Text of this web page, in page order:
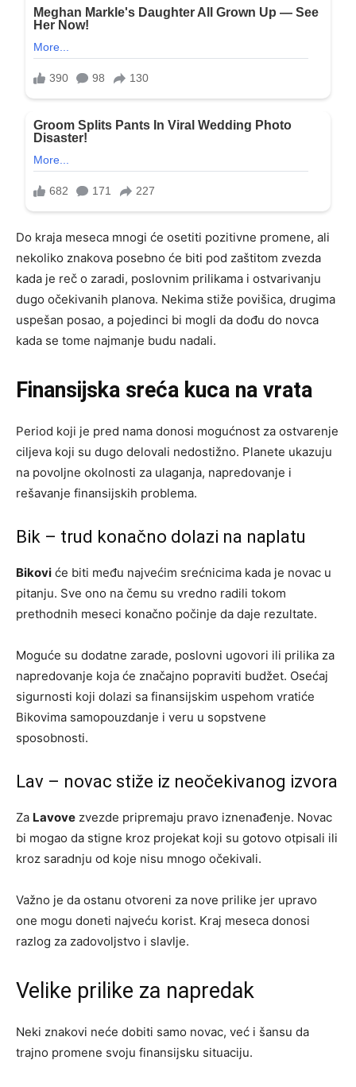
Do kraja meseca mnogi će osetiti pozitivne promene, ali
nekoliko znakova posebno će biti pod zaštitom zvezda
kada je reč o zaradi, poslovnim prilikama i ostvarivanju
dugo očekivanih planova. Nekima stiže povišica, drugima
uspešan posao, a pojedinci bi mogli da dođu do novca
kada se tome najmanje budu nadali.
Finansijska sreća kuca na vrata
Period koji je pred nama donosi mogućnost za ostvarenje
ciljeva koji su dugo delovali nedostižno. Planete ukazuju
na povoljne okolnosti za ulaganja, napredovanje i
rešavanje finansijskih problema.
Bik – trud konačno dolazi na naplatu
Bikovi će biti među najvećim srećnicima kada je novac u
pitanju. Sve ono na čemu su vredno radili tokom
prethodnih meseci konačno počinje da daje rezultate.
Moguće su dodatne zarade, poslovni ugovori ili prilika za
napredovanje koja će značajno popraviti budžet. Osećaj
sigurnosti koji dolazi sa finansijskim uspehom vratiće
Bikovima samopouzdanje i veru u sopstvene
sposobnosti.
Lav – novac stiže iz neočekivanog izvora
Za Lavove zvezde pripremaju pravo iznenađenje. Novac
bi mogao da stigne kroz projekat koji su gotovo otpisali ili
kroz saradnju od koje nisu mnogo očekivali.
Važno je da ostanu otvoreni za nove prilike jer upravo
one mogu doneti najveću korist. Kraj meseca donosi
razlog za zadovoljstvo i slavlje.
Velike prilike za napredak
Neki znakovi neće dobiti samo novac, već i šansu da
trajno promene svoju finansijsku situaciju.